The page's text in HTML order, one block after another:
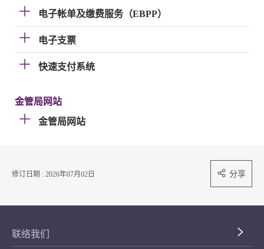
电子帐单及缴费服务（EBPP）
电子支票
快速支付系统
金管局网站
金管局网站
修订日期 : 2026年07月02日 分享
联络我们